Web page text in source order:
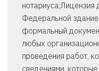
нотариуса;Лицензия
Федеральной
формальный
любых
проведения работ,
сведениями,